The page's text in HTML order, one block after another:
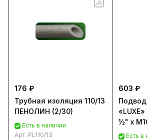
176 ₽
Трубная изоляция 110/13
ПЕНОЛИН (2/30)
Есть в наличии
Арт. PL110/13
603 ₽
½" х
Есть в